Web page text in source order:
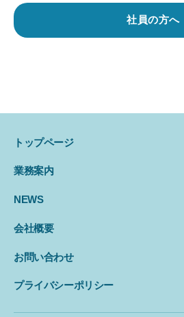
社員の方へ
トップページ
業務案内
NEWS
会社概要
お問い合わせ
プライバシーポリシー